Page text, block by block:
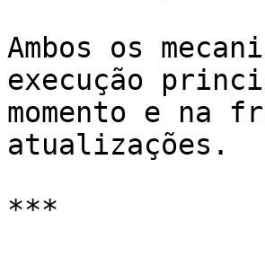
Ambos os
execução
momento e na
atualizações.
***